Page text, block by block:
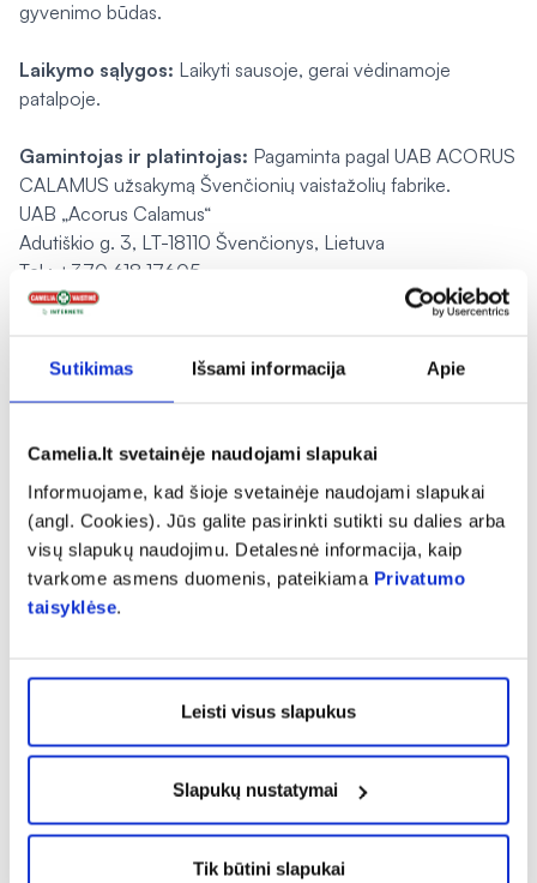
Sutikimas Išsami informacija Apie
Camelia.lt svetainėje naudojami slapukai
Informuojame, kad šioje svetainėje naudojami slapukai
(angl. Cookies). Jūs galite pasirinkti sutikti su dalies arba
visų slapukų naudojimu. Detalesnė informacija, kaip
tvarkome asmens duomenis, pateikiama Privatumo
taisyklėse.
Leisti visus slapukus
Slapukų nustatymai
Tik būtini slapukai
gyvenimo būdas.
Laikymo sąlygos: Laikyti sausoje, gerai vėdinamoje
patalpoje.
Gamintojas ir platintojas: Pagaminta pagal UAB ACORUS
CALAMUS užsakymą Švenčionių vaistažolių fabrike.
UAB „Acorus Calamus“
Adutiškio g. 3, LT-18110 Švenčionys, Lietuva
Tel.: +370 618 17605
www.vaistazoles.lt
Pranešti apie klaidą prekės aprašyme
Charakteristika
Sudedamosios dalys